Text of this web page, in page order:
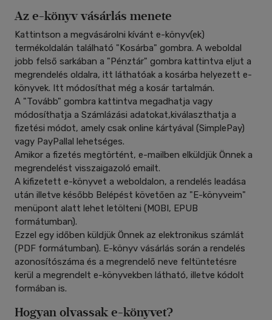
Az e-könyv vásárlás menete
Kattintson a megvásárolni kívánt e-könyv(ek)
termékoldalán található "Kosárba" gombra. A weboldal
jobb felső sarkában a "Pénztár" gombra kattintva eljut a
megrendelés oldalra, itt láthatóak a kosárba helyezett e-
könyvek. Itt módosíthat még a kosár tartalmán.
A "Tovább" gombra kattintva megadhatja vagy
módosíthatja a Számlázási adatokat,kiválaszthatja a
fizetési módot, amely csak online kártyával (SimplePay)
vagy PayPallal lehetséges.
Amikor a fizetés megtörtént, e-mailben elküldjük Önnek a
megrendelést visszaigazoló emailt.
A kifizetett e-könyvet a weboldalon, a rendelés leadása
után illetve később Belépést követően az "E-könyveim"
menüpont alatt lehet letölteni (MOBI, EPUB
formátumban).
Ezzel egy időben küldjük Önnek az elektronikus számlát
(PDF formátumban). E-könyv vásárlás során a rendelés
azonosítószáma és a megrendelő neve feltüntetésre
kerül a megrendelt e-könyvekben látható, illetve kódolt
formában is.
Hogyan olvassak e-könyvet?